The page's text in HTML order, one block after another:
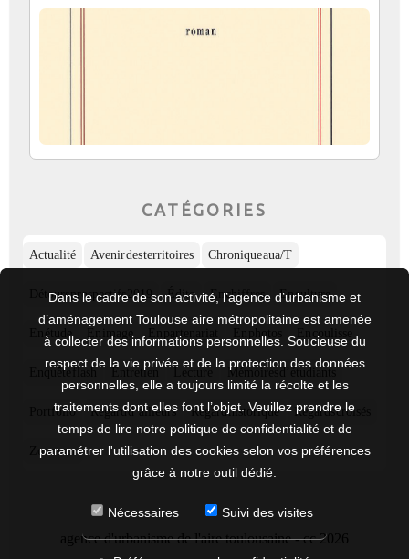
CATÉGORIES
Actualité Avenir des territoires Chronique aua/T
Détours prospectifs 2019 Édito En chiffres En culture
En étude En image En partenariat En photos En coulisse
Enquête flash Entretien Mémoires d’étudiants
Portfolio Regard d’ailleurs Regard historique Regards croisés
Zoom sur
agence d'urbanisme de l'aire toulousaine - cc 2026
Dans le cadre de son activité, l’agence d’urbanisme et
d’aménagement Toulouse aire métropolitaine est amenée
à collecter des informations personnelles. Soucieuse du
respect de la vie privée et de la protection des données
personnelles, elle a toujours limité la récolte et les
traitements dont elles font l’objet. Veuillez prendre le
temps de lire notre politique de confidentialité et de
paramétrer l'utilisation des cookies selon vos préférences
grâce à notre outil dédié.
Nécessaires Suivi des visites